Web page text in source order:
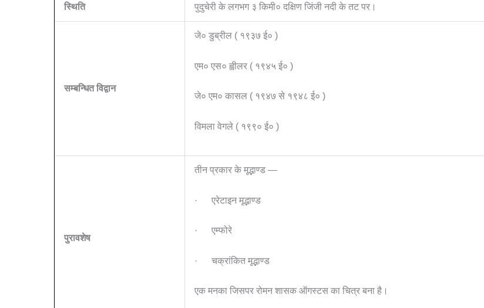
स्थिति पुदुचेरी के लगभग ३ किमी० दक्षिण जिंजी नदी के तट पर।
सम्बन्धित विद्वान
जे० डुब्रील ( १९३७ ई० )
एम० एस० ह्वीलर ( १९४५ ई० )
जे० एम० कासल ( १९४७ से १९४८ ई० )
विमला वेगले ( १९९० ई० )
पुरावशेष
तीन प्रकार के मृद्भाण्ड —
· एरेटाइन मृद्भाण्ड
· एम्फोरे
· चक्रांकित मृद्भाण्ड
एक मनका जिसपर रोमन शासक ऑगस्टस का चित्र बना है।